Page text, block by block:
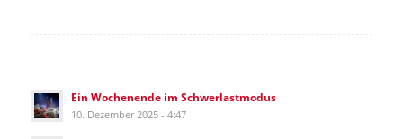
Ein Wochenende im Schwerlastmodus
10. Dezember 2025 - 4:47